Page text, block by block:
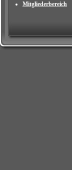
Mitgliederbereich